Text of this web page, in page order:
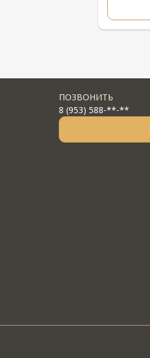
ПОЗВОНИТЬ
8 (953) 588-**-**